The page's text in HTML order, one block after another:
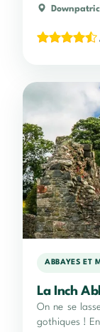
ABBAYES ET
La Inch
On ne se
gothiques !